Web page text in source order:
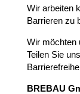
Wir arbeiten
Barrieren zu
Wir möchten
Teilen Sie
BREBAU